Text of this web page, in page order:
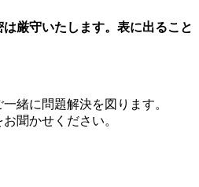
厳守いたします。表に出ること
緒に問題解決を図ります。
聞かせください。